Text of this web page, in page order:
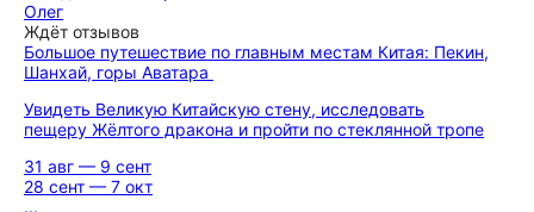
Олег
Ждёт отзывов
Большое путешествие по главным местам Китая: Пекин,
Шанхай, горы Аватара
Увидеть Великую Китайскую стену, исследовать
пещеру Жёлтого дракона и пройти по стеклянной тропе
31 авг — 9 сент
28 сент — 7 окт
...